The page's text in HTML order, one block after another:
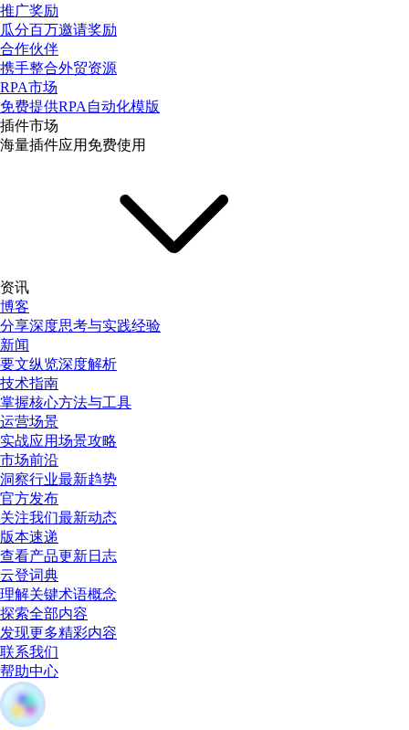
推广奖励
瓜分百万邀请奖励
合作伙伴
携手整合外贸资源
RPA市场
免费提供RPA自动化模版
插件市场
海量插件应用免费使用
资讯
博客
分享深度思考与实践经验
新闻
要文纵览深度解析
技术指南
掌握核心方法与工具
运营场景
实战应用场景攻略
市场前沿
洞察行业最新趋势
官方发布
关注我们最新动态
版本速递
查看产品更新日志
云登词典
理解关键术语概念
探索全部内容
发现更多精彩内容
联系我们
帮助中心